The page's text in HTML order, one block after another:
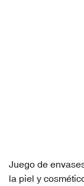
Juego de
la piel y